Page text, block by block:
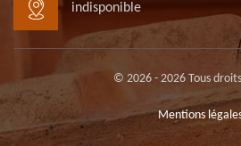
indisponible
© 2026 - 2026 Tous
Mentions